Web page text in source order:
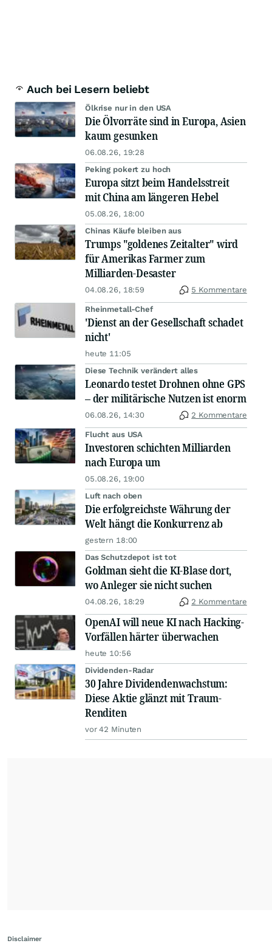
Auch bei Lesern beliebt
Ölkrise nur in den USA
Die Ölvorräte sind in Europa, Asien
kaum gesunken
06.08.26, 19:28
Peking pokert zu hoch
Europa sitzt beim Handelsstreit
mit China am längeren Hebel
05.08.26, 18:00
Chinas Käufe bleiben aus
Trumps "goldenes Zeitalter" wird
für Amerikas Farmer zum
Milliarden-Desaster
04.08.26, 18:59 5 Kommentare
Rheinmetall-Chef
'Dienst an der Gesellschaft schadet
nicht'
heute 11:05
Diese Technik verändert alles
Leonardo testet Drohnen ohne GPS
– der militärische Nutzen ist enorm
06.08.26, 14:30 2 Kommentare
Flucht aus USA
Investoren schichten Milliarden
nach Europa um
05.08.26, 19:00
Luft nach oben
Die erfolgreichste Währung der
Welt hängt die Konkurrenz ab
gestern 18:00
Das Schutzdepot ist tot
Goldman sieht die KI-Blase dort,
wo Anleger sie nicht suchen
04.08.26, 18:29 2 Kommentare
OpenAI will neue KI nach Hacking-
Vorfällen härter überwachen
heute 10:56
Dividenden-Radar
30 Jahre Dividendenwachstum:
Diese Aktie glänzt mit Traum-
Renditen
vor 42 Minuten
Disclaimer